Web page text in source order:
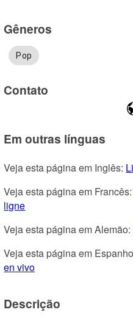
Gêneros
Pop
Contato
Em outras línguas
Veja esta página em Inglês:
Veja esta página em Francês:
ligne
Veja esta página em Alemão:
Veja esta página em
en vivo
Descrição